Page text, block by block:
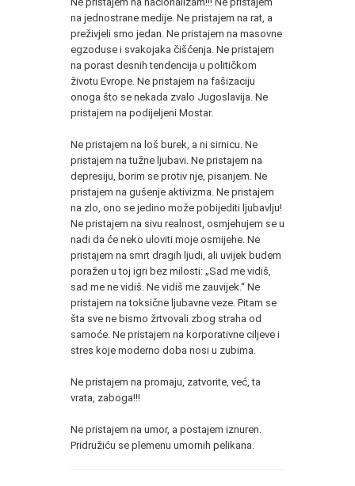
na jednostrane medije. Ne pristajem na rat, a
preživjeli smo jedan. Ne pristajem na masovne
egzoduse i svakojaka čišćenja. Ne pristajem
na porast desnih tendencija u političkom
životu Evrope. Ne pristajem na fašizaciju
onoga što se nekada zvalo Jugoslavija. Ne
pristajem na podijeljeni Mostar.
Ne pristajem na loš burek, a ni sirnicu. Ne
pristajem na tužne ljubavi. Ne pristajem na
depresiju, borim se protiv nje, pisanjem. Ne
pristajem na gušenje aktivizma. Ne pristajem
na zlo, ono se jedino može pobijediti ljubavlju!
Ne pristajem na sivu realnost, osmjehujem se u
nadi da će neko uloviti moje osmijehe. Ne
pristajem na smrt dragih ljudi, ali uvijek budem
poražen u toj igri bez milosti: „Sad me vidiš,
sad me ne vidiš. Ne vidiš me zauvijek.“ Ne
pristajem na toksične ljubavne veze. Pitam se
šta sve ne bismo žrtvovali zbog straha od
samoće. Ne pristajem na korporativne ciljeve i
stres koje moderno doba nosi u zubima.
Ne pristajem na promaju, zatvorite, već, ta
vrata, zaboga!!!
Ne pristajem na umor, a postajem iznuren.
Pridružiću se plemenu umornih pelikana.